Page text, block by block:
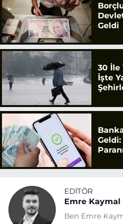
Geldi
30 İle
İşte
Geldi:
EDITÖR
Emre Kaymal
Ben Emre